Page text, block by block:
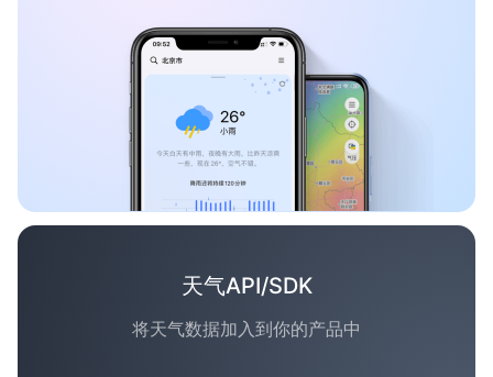
天气API/SDK
将天气数据加入到你的产品中